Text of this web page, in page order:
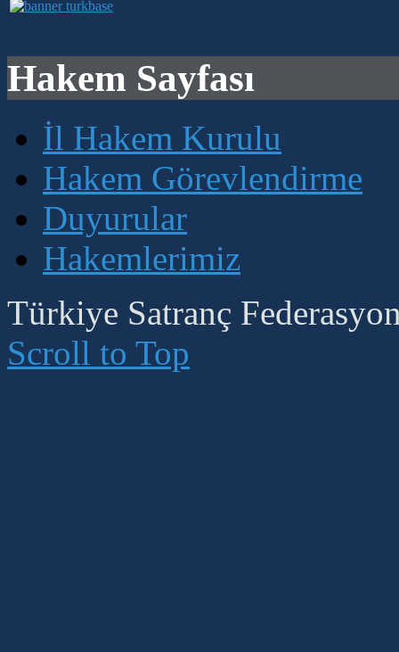
Hakem Sayfası
İl Hakem Kurulu
Hakem Görevlendirme
Duyurular
Hakemlerimiz
Türkiye Satranç
Scroll to Top